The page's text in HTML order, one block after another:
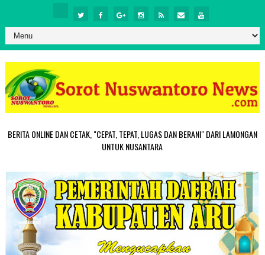
BERITA ONLINE DAN CETAK, "CEPAT, TEPAT, LUGAS DAN BERANI" DARI LAMONGAN
UNTUK NUSANTARA